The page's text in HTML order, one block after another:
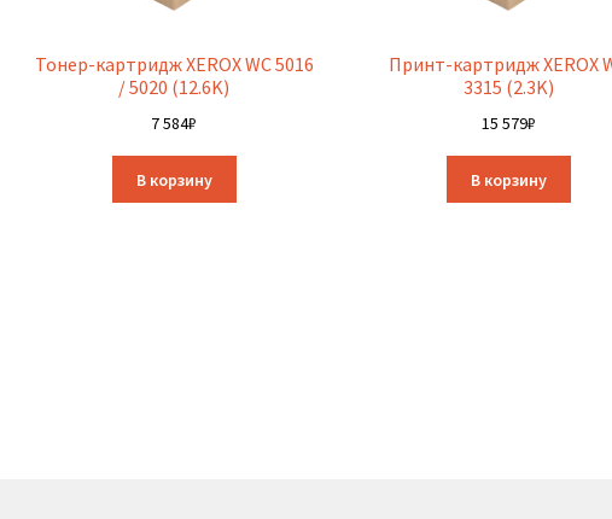
Тонер-картридж XEROX WC 5016
/ 5020 (12.6K)
7 584₽
В корзину
Принт-картридж XEROX
3315 (2.3K)
15 579₽
В корзину